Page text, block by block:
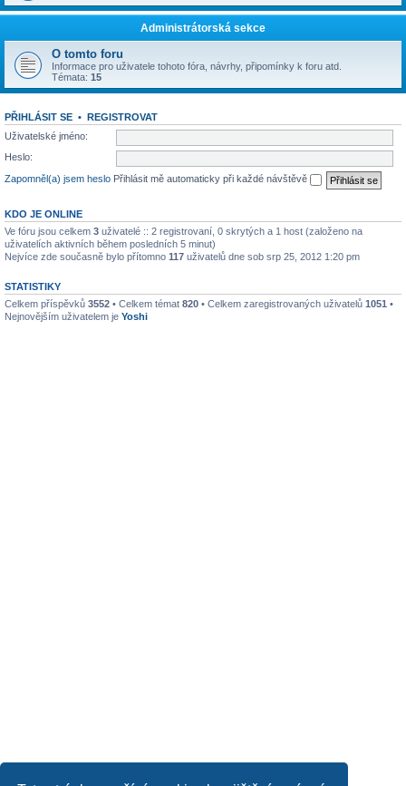
Administrátorská sekce
O tomto foru
Informace pro uživatele tohoto fóra, návrhy, připomínky k foru atd.
Témata: 15
PŘIHLÁSIT SE • REGISTROVAT
Uživatelské jméno:
Heslo:
Zapomněl(a) jsem heslo Přihlásit mě automaticky při každé návštěvě
KDO JE ONLINE
Ve fóru jsou celkem 3 uživatelé :: 2 registrovaní, 0 skrytých a 1 host (založeno na
uživatelích aktivních během posledních 5 minut)
Nejvíce zde současně bylo přítomno 117 uživatelů dne sob srp 25, 2012 1:20 pm
STATISTIKY
Celkem příspěvků 3552 • Celkem témat 820 • Celkem zaregistrovaných uživatelů 1051 •
Nejnovějším uživatelem je Yoshi